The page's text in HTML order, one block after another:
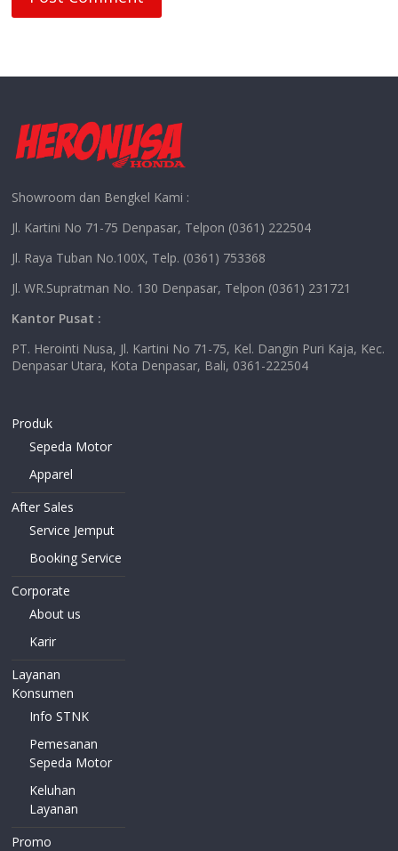
Showroom dan Bengkel Kami :
Jl. Kartini No 71-75 Denpasar, Telpon (0361) 222504
Jl. Raya Tuban No.100X, Telp. (0361) 753368
Jl. WR.Supratman No. 130 Denpasar, Telpon (0361) 231721
Kantor Pusat :
PT. Herointi Nusa, Jl. Kartini No 71-75, Kel. Dangin Puri Kaja, Kec.
Denpasar Utara, Kota Denpasar, Bali, 0361-222504
Produk
Sepeda Motor
Apparel
After Sales
Service Jemput
Booking Service
Corporate
About us
Karir
Layanan
Konsumen
Info STNK
Pemesanan
Sepeda Motor
Keluhan
Layanan
Promo